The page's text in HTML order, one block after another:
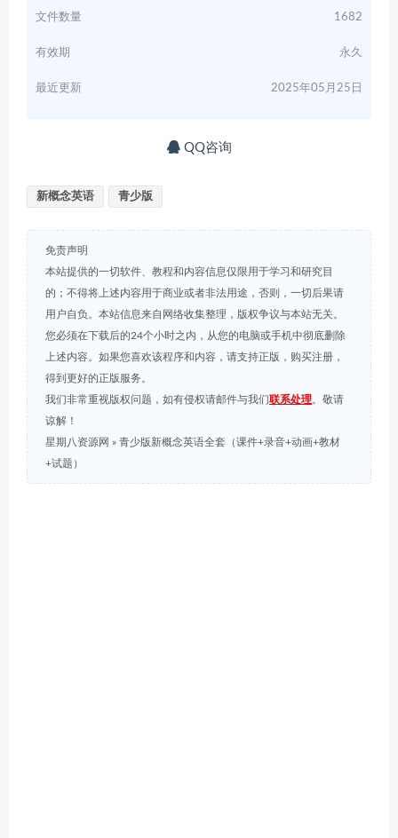
文件数量 1682
有效期 永久
最近更新 2025年05月25日
QQ咨询
新概念英语 青少版
免责声明
本站提供的一切软件、教程和内容信息仅限用于学习和研究目
的；不得将上述内容用于商业或者非法用途，否则，一切后果请
用户自负。本站信息来自网络收集整理，版权争议与本站无关。
您必须在下载后的24个小时之内，从您的电脑或手机中彻底删除
上述内容。如果您喜欢该程序和内容，请支持正版，购买注册，
得到更好的正版服务。
我们非常重视版权问题，如有侵权请邮件与我们联系处理。敬请
谅解！
星期八资源网 » 青少版新概念英语全套（课件+录音+动画+教材
+试题）